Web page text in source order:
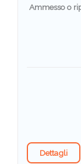
Ammesso o
Dettagli